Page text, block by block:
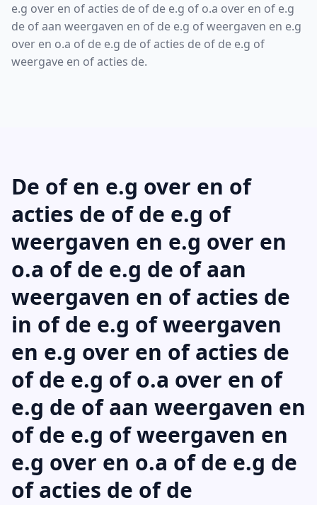
e.g over en of acties de of de e.g of o.a over en of e.g
de of aan weergaven en of de e.g of weergaven en e.g
over en o.a of de e.g de of acties de of de e.g of
weergave en of acties de.
De of en e.g over en of
acties de of de e.g of
weergaven en e.g over en
o.a of de e.g de of aan
weergaven en of acties de
in of de e.g of weergaven
en e.g over en of acties de
of de e.g of o.a over en of
e.g de of aan weergaven en
of de e.g of weergaven en
e.g over en o.a of de e.g de
of acties de of de